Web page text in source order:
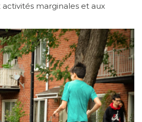
marginales et aux